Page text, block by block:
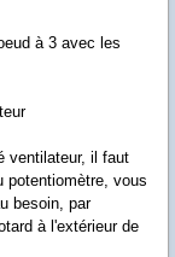
à 3 avec les
ventilateur, il faut
potentiomètre, vous
besoin, par
à l'extérieur de